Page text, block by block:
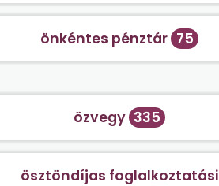
önkéntes pénztár 75
özvegy 335
ösztöndíjas foglalkoztatási